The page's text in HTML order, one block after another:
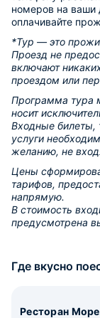
номеров на ваши
оплачивайте
*Тур — это
Проезд не
включают
проездом или
Программа тура
носит
Входные билеты,
услуги
желанию, не
Цены
тарифов,
напрямую.
В стоимость
предусмотрена
Где вкусно
Ресторан